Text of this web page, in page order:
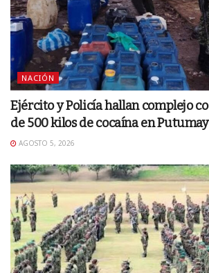
NACIÓN
Ejército y Policía hallan complejo
de 500 kilos de cocaína en
AGOSTO 5, 2026